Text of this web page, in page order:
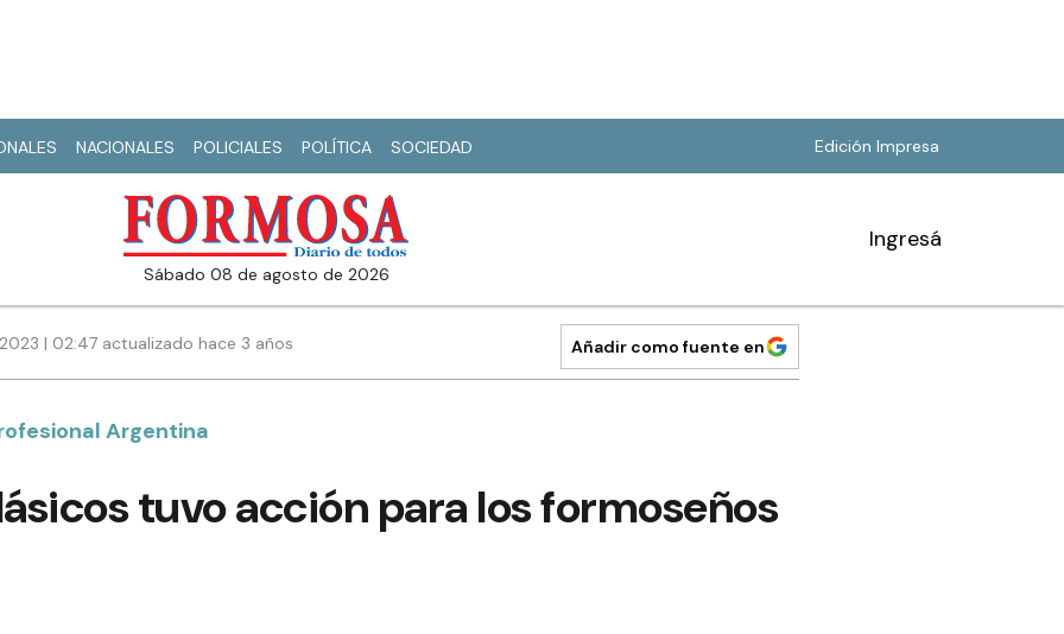
NACIONALES POLICIALES POLÍTICA SOCIEDAD Edición Impresa
sábado 08 de agosto de 2026
Ingresá
| 02:47 actualizado hace 3 años Añadir como fuente en
Argentina
tuvo acción para los formoseños